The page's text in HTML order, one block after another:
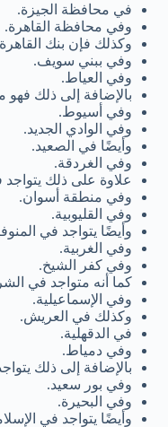
في محافظة الجيزة.
وفي محافظة القاهرة.
وكذلك فإن بنك
وفي ببني سويف.
وفي العياط.
بالإضافة إلى ذلك فهو
وفي أسيوط.
وفي الوادي الجديد.
وأيضًا في الصعيد.
وفي الغردقة.
علاوة على ذلك
وفي منطقة أسوان.
وفي القليوبية.
وأيضًا يتواجد في
وفي الغربية.
وفي كفر الشيخ.
كما أنه متواجد في
وفي الإسماعيلية.
وكذلك في العريش.
في الدقهلية.
وفي دمياط.
بالإضافة إلى ذلك
وفي بور سعيد.
وفي البحيرة.
وأيضًا يتواجد في